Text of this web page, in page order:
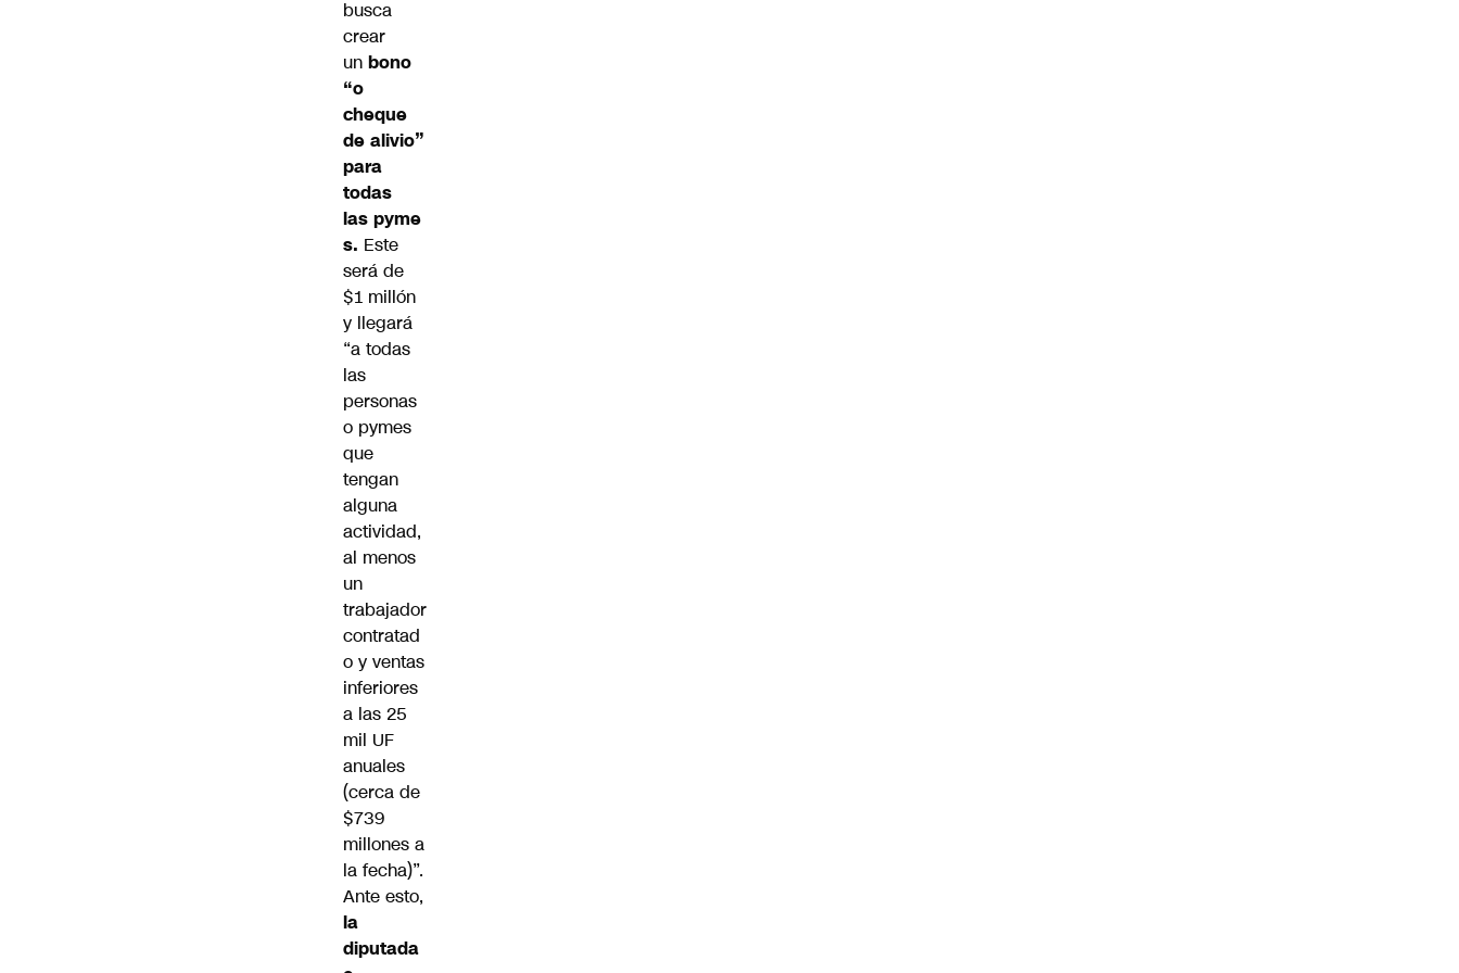
busca
crear
un bono
“o
cheque
de alivio”
para
todas
las pyme
s. Este
será de
$1 millón
y llegará
“a todas
las
personas
o pymes
que
tengan
alguna
actividad,
al menos
un
trabajador
contratad
o y ventas
inferiores
a las 25
mil UF
anuales
(cerca de
$739
millones a
la fecha)”.
Ante esto,
la
diputada